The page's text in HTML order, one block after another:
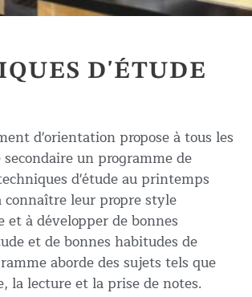
D'ÉTUDE
d'orientation propose à tous les
secondaire un programme de
d'étude au printemps
connaître leur propre style
et à développer de bonnes
et de bonnes habitudes de
aborde des sujets tels que
la lecture et la prise de notes.